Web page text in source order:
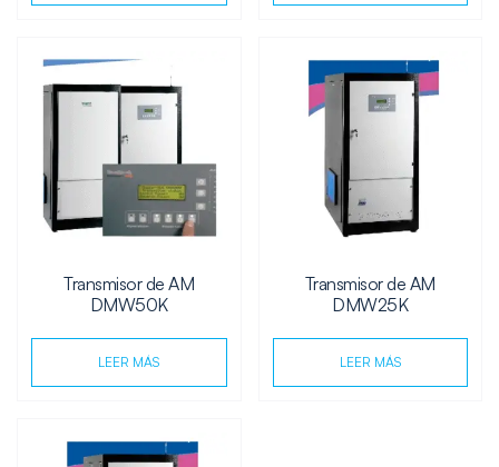
Transmisor de AM
DMW50K
LEER MÁS
Transmisor de AM
DMW25K
LEER MÁS